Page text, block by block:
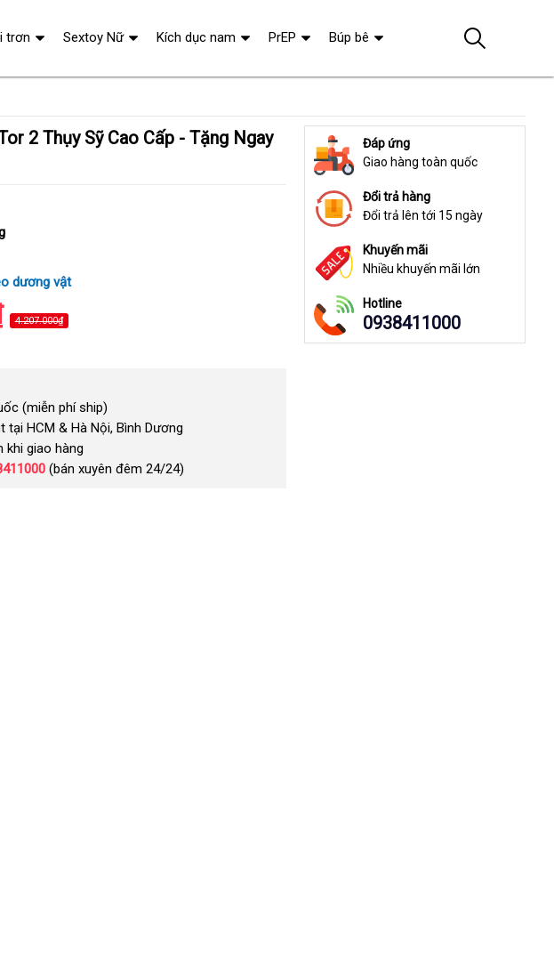
dương vật
4.207.000₫
(miễn phí ship)
tại HCM & Hà Nội, Bình Dương
khi giao hàng
(bán xuyên đêm 24/24)
Đáp ứng
Giao hàng toàn quốc
Đổi trả hàng
Đổi trả lên tới 15 ngày
Khuyến mãi
Nhiều khuyến mãi lớn
Hotline
0938411000
trơn Sextoy Nữ Kích dục nam PrEP Búp bê